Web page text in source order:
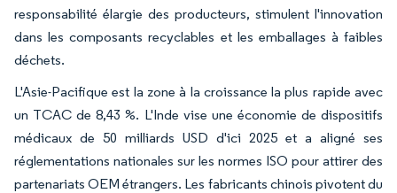
responsabilité élargie des producteurs, stimulent l'innovation
dans les composants recyclables et les emballages à faibles
déchets.
L'Asie-Pacifique est la zone à la croissance la plus rapide avec
un TCAC de 8,43 %. L'Inde vise une économie de dispositifs
médicaux de 50 milliards USD d'ici 2025 et a aligné ses
réglementations nationales sur les normes ISO pour attirer des
partenariats OEM étrangers. Les fabricants chinois pivotent du